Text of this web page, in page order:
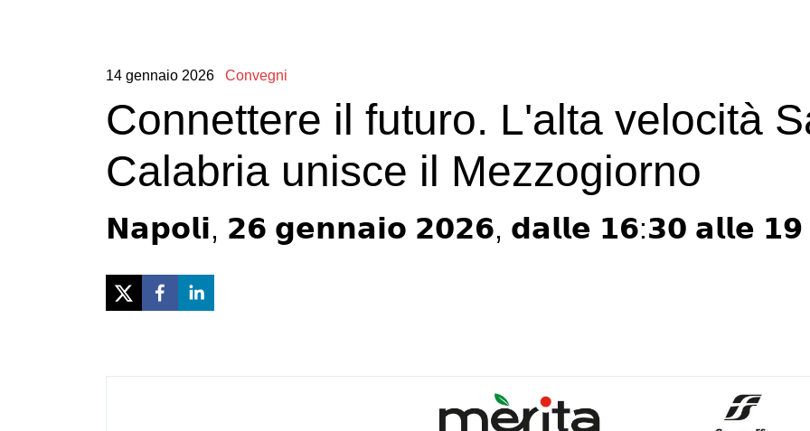
14 gennaio 2026 Convegni
Connettere il futuro. L'alta velocità
Calabria unisce il Mezzogiorno
𝗡𝗮𝗽𝗼𝗹𝗶, 𝟮𝟲 𝗴𝗲𝗻𝗻𝗮𝗶𝗼 𝟮𝟬𝟮𝟲, 𝗱𝗮𝗹𝗹𝗲 𝟭𝟲:𝟯𝟬 𝗮𝗹𝗹𝗲 𝟭𝟵